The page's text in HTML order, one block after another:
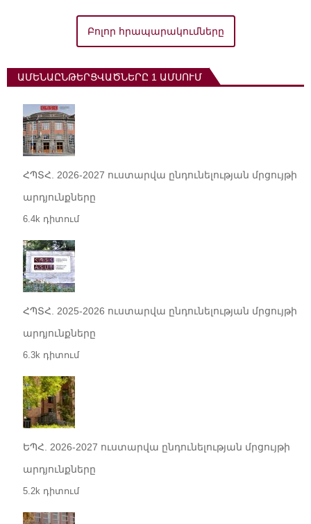
Բոլոր հրապարակումները
ԱՄԵՆԱԸՆԹԵՐՑՎԱԾՆԵՐԸ 1 ԱՄՍՈՒՄ
ՀՊՏՀ. 2026-2027 ուստարվա ընդունելության մրցույթի
արդյունքները
6.4k դիտում
ՀՊՏՀ. 2025-2026 ուստարվա ընդունելության մրցույթի
արդյունքները
6.3k դիտում
ԵՊՀ. 2026-2027 ուստարվա ընդունելության մրցույթի
արդյունքները
5.2k դիտում